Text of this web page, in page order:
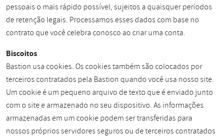
pessoais o mais rápido possível, sujeitos a quaisquer períodos
de retenção legais. Processamos esses dados com base no
contrato que você celebra conosco ao criar uma conta.
Biscoitos
Bastion usa cookies. Os cookies também são colocados por
terceiros contratados pela Bastion quando você usa nosso site.
Um cookie é um pequeno arquivo de texto que é enviado junto
com o site e armazenado no seu dispositivo. As informações
armazenadas em um cookie podem ser transferidas para
nossos próprios servidores seguros ou de terceiros contratados